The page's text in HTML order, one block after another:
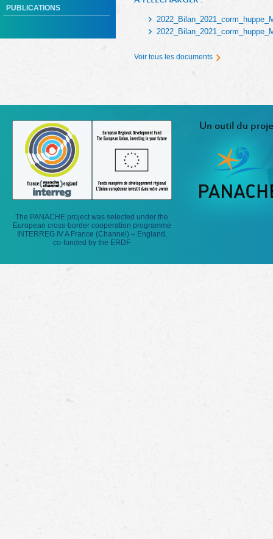
PUBLICATIONS
Voir tous les documents
The PANACHE project was selected under the
European cross-border cooperation programme
INTERREG IV A France (Channel) – England,
co-funded by the ERDF
Un outil du